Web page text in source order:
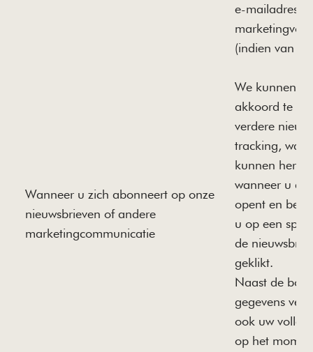
Wanneer u zich abonneert op onze
nieuwsbrieven of andere
marketingcommunicatie
e-mailadres
(indien van
We kunnen u
akkoord te
verdere
tracking,
kunnen
wanneer u de
opent en
u op een
de
geklikt.
Naast de
gegevens
ook uw
op het